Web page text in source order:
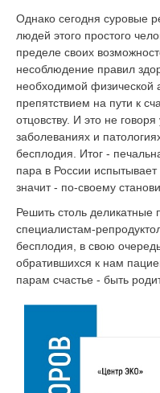
Однако сегодня суровые
людей этого простого
пределе своих
несоблюдение правил
необходимой физической
препятствием на пути к
отцовству. И это не
заболеваниях и
бесплодия. Итог -
пара в России
значит - по-своему
Решить столь деликатные
специалистам-
бесплодия, в свою
обратившихся к нам
парам счастье - быть